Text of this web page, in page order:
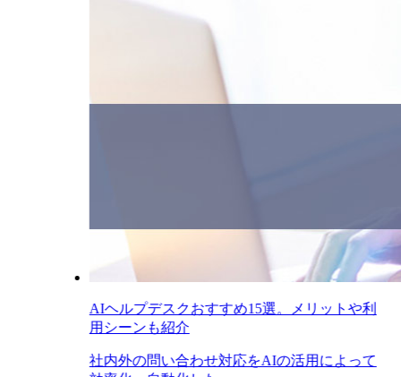
AIヘルプデスクおすすめ15選。メリットや利
用シーンも紹介
社内外の問い合わせ対応をAIの活用によって